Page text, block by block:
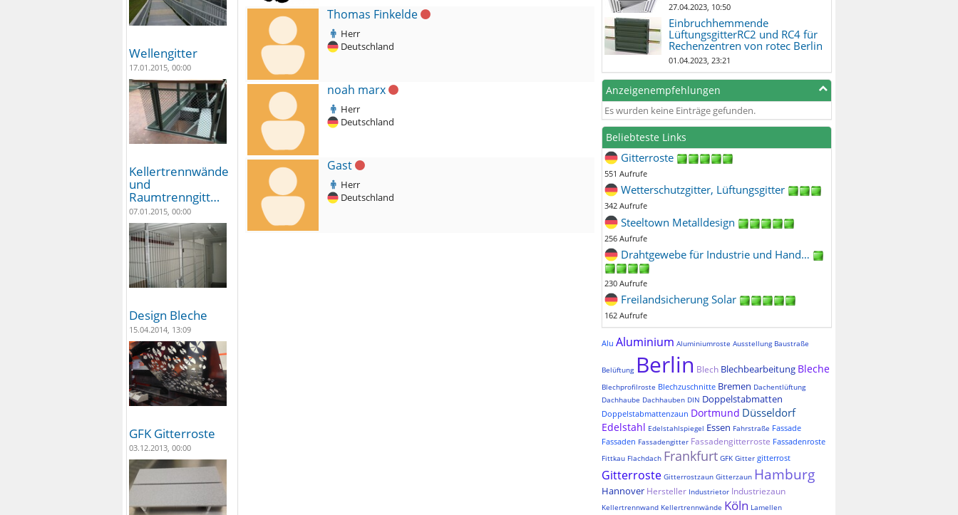
Wellengitter
17.01.2015, 00:00
Kellertrennwände
und
Raumtrenngitt…
07.01.2015, 00:00
Design Bleche
15.04.2014, 13:09
GFK Gitterroste
03.12.2013, 00:00
Thomas Finkelde
Herr
Deutschland
noah marx
Herr
Deutschland
Gast
Herr
Deutschland
27.04.2023, 10:50
Einbruchhemmende
LüftungsgitterRC2 und RC4 für
Rechenzentren von rotec Berlin
01.04.2023, 23:21
Anzeigenempfehlungen
Es wurden keine Einträge gefunden.
Beliebteste Links
Gitterroste
551 Aufrufe
Wetterschutzgitter, Lüftungsgitter
342 Aufrufe
Steeltown Metalldesign
256 Aufrufe
Drahtgewebe für Industrie und Hand…
230 Aufrufe
Freilandsicherung Solar
162 Aufrufe
Alu Aluminium Aluminiumroste Ausstellung Baustraße
Belüftung Berlin Blech Blechbearbeitung Bleche
Blechprofilroste Blechzuschnitte Bremen Dachentlüftung
Dachhaube Dachhauben DIN Doppelstabmatten
Doppelstabmattenzaun Dortmund Düsseldorf
Edelstahl Edelstahlspiegel Essen Fahrstraße Fassade
Fassaden Fassadengitter Fassadengitterroste Fassadenroste
Fittkau Flachdach Frankfurt GFK Gitter gitterrost
Gitterroste Gitterrostzaun Gitterzaun Hamburg
Hannover Hersteller Industrietor Industriezaun
Kellertrennwand Kellertrennwände Köln Lamellen